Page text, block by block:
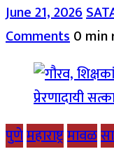
June 21, 2026
Comments0 min
पुणेमहाराष्ट्रमावळ